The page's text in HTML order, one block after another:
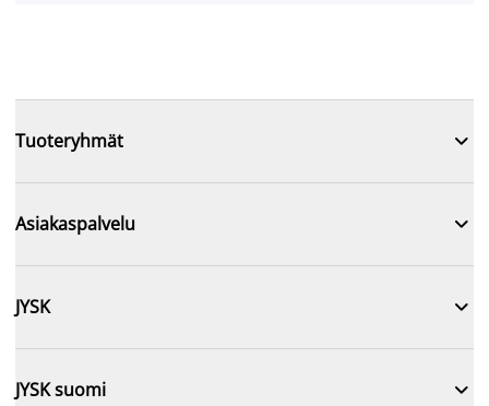
Tuoteryhmät 
Asiakaspalvelu 
JYSK 
JYSK suomi 